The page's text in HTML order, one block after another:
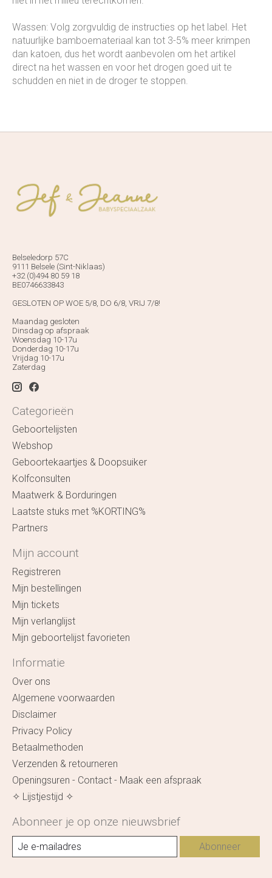
Wassen: Volg zorgvuldig de instructies op het label. Het
natuurlijke bamboemateriaal kan tot 3-5% meer krimpen
dan katoen, dus het wordt aanbevolen om het artikel
direct na het wassen en voor het drogen goed uit te
schudden en niet in de droger te stoppen.
Belseledorp 57C
9111 Belsele (Sint-Niklaas)
+32 (0)494 80 59 18
BE0746633843
GESLOTEN OP WOE 5/8, DO 6/8, VRIJ 7/8!
Maandag gesloten
Dinsdag op afspraak
Woensdag 10-17u
Donderdag 10-17u
Vrijdag 10-17u
Zaterdag
Categorieën
Geboortelijsten
Webshop
Geboortekaartjes & Doopsuiker
Kolfconsulten
Maatwerk & Borduringen
Laatste stuks met %KORTING%
Partners
Mijn account
Registreren
Mijn bestellingen
Mijn tickets
Mijn verlanglijst
Mijn geboortelijst favorieten
Informatie
Over ons
Algemene voorwaarden
Disclaimer
Privacy Policy
Betaalmethoden
Verzenden & retourneren
Openingsuren - Contact - Maak een afspraak
✧ Lijstjestijd ✧
Abonneer je op onze nieuwsbrief
Abonneer